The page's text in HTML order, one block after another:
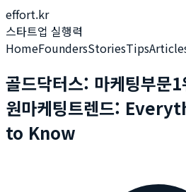
effort.kr
스타트업 실행력
HomeFoundersStoriesTips
골드닥터스: 마케팅부문
원마케팅트렌드:
to Know